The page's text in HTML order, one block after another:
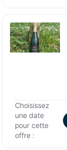
Choisissez
une date
pour cette
offre :